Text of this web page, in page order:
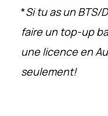
*Si tu as un BTS/
faire un top-up
une licence en
seulement!